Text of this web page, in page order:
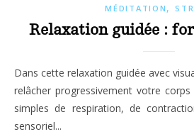
MÉDITATION ,
Relaxation guidée :
Dans cette relaxation guidée avec visualisation, je vous invite à
relâcher progressivement votre
simples de respiration, de
sensoriel...